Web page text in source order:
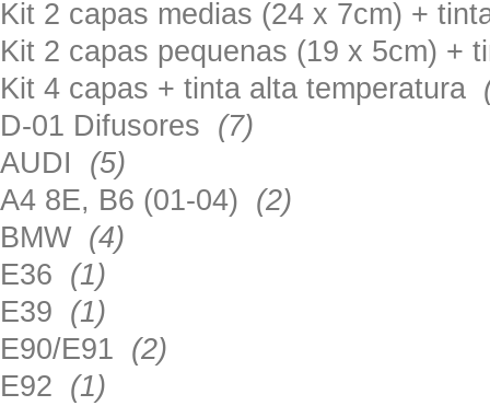
Kit 2 capas medias (24 x 7cm) +
Kit 2 capas pequenas (19 x 5cm) +
Kit 4 capas + tinta alta temperatura
D-01 Difusores (7)
AUDI (5)
A4 8E, B6 (01-04) (2)
BMW (4)
E36 (1)
E39 (1)
E90/E91 (2)
E92 (1)